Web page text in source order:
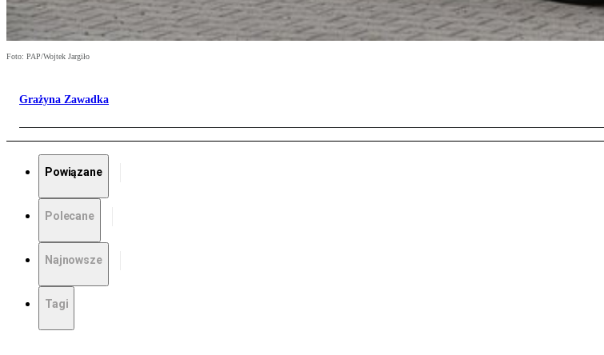
Foto: PAP/Wojtek Jargiło
Grażyna Zawadka
Powiązane
Polecane
Najnowsze
Tagi